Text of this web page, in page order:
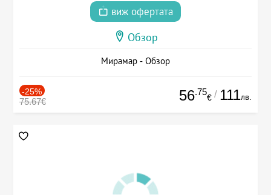
виж офертата
Обзор
Мирамар - Обзор
-25%
75.67€ 56.75
€ / 111лв.